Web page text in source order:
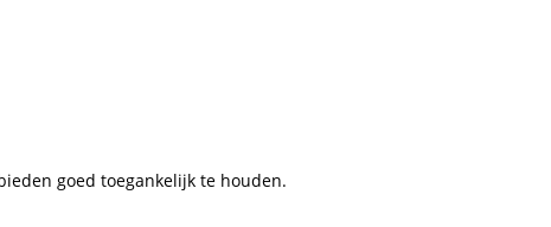
goed toegankelijk te houden.